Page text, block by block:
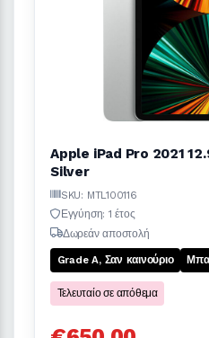
Apple iPad Pro 2021
Silver
SKU: MTL100116
Εγγύηση: 1 έτος
Δωρεάν αποστολή
Grade A, Σαν καινούριο
Τελευταίο σε απόθεμα